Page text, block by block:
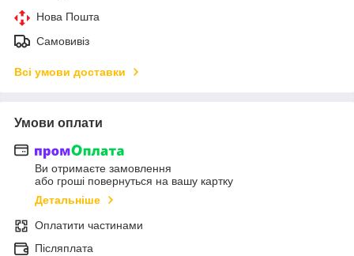
Нова Пошта
Самовивіз
Всі умови доставки
Умови оплати
Ви отримаєте замовлення
або гроші повернуться на вашу картку
Детальніше
Оплатити частинами
Післяплата